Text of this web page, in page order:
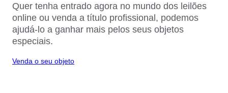
Quer tenha entrado agora no mundo dos leilões
online ou venda a título profissional, podemos
ajudá-lo a ganhar mais pelos seus objetos
especiais.
Venda o seu objeto